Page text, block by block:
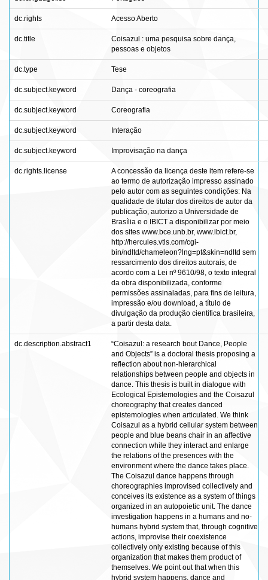
dc.rights Acesso Aberto
dc.title
Coisazul : uma pesquisa sobre dança,
pessoas e objetos
dc.type Tese
dc.subject.keyword Dança - coreografia
dc.subject.keyword Coreografia
dc.subject.keyword Interação
dc.subject.keyword Improvisação na dança
dc.rights.license
A concessão da licença deste item refere-se
ao termo de autorização impresso assinado
pelo autor com as seguintes condições: Na
qualidade de titular dos direitos de autor da
publicação, autorizo a Universidade de
Brasília e o IBICT a disponibilizar por meio
dos sites www.bce.unb.br, www.ibict.br,
http://hercules.vtls.com/cgi-
bin/ndltd/chameleon?lng=pt&skin=ndltd sem
ressarcimento dos direitos autorais, de
acordo com a Lei nº 9610/98, o texto integral
da obra disponibilizada, conforme
permissões assinaladas, para fins de leitura,
impressão e/ou download, a título de
divulgação da produção científica brasileira,
a partir desta data.
dc.description.abstract1
“Coisazul: a research bout Dance, People
and Objects” is a doctoral thesis proposing a
reflection about non-hierarchical
relationships between people and objects in
dance. This thesis is built in dialogue with
Ecological Epistemologies and the Coisazul
choreography that creates danced
epistemologies when articulated. We think
Coisazul as a hybrid cellular system between
people and blue beans chair in an affective
connection while they interact and enlarge
the relations of the presences with the
environment where the dance takes place.
The Coisazul dance happens through
choreographies improvised collectively and
conceives its existence as a system of things
organized in an autopoietic unit. The dance
investigation happens in a humans and no-
humans hybrid system that, through cognitive
actions, improvise their coexistence
collectively only existing because of this
organization that makes them product of
themselves. We point out that when this
hybrid system happens, dance and